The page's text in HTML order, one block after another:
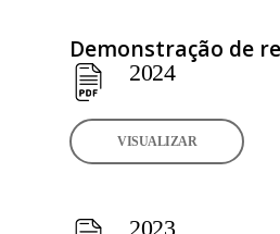
Demonstração de
2024
VISUALIZAR
2023